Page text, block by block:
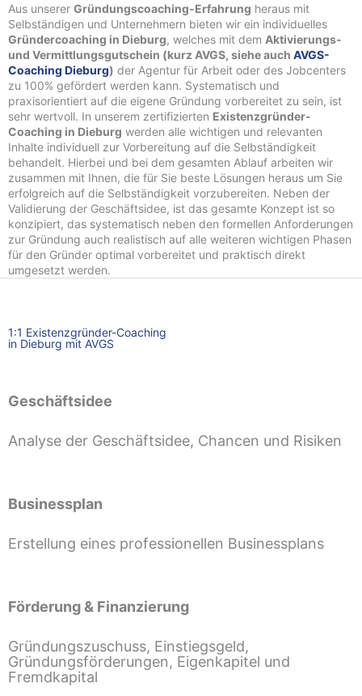
Aus unserer Gründungscoaching-Erfahrung heraus mit
Selbständigen und Unternehmern bieten wir ein individuelles
Gründercoaching in Dieburg, welches mit dem Aktivierungs-
und Vermittlungsgutschein (kurz AVGS, siehe auch AVGS-
Coaching Dieburg) der Agentur für Arbeit oder des Jobcenters
zu 100% gefördert werden kann. Systematisch und
praxisorientiert auf die eigene Gründung vorbereitet zu sein, ist
sehr wertvoll. In unserem zertifizierten Existenzgründer-
Coaching in Dieburg werden alle wichtigen und relevanten
Inhalte individuell zur Vorbereitung auf die Selbständigkeit
behandelt. Hierbei und bei dem gesamten Ablauf arbeiten wir
zusammen mit Ihnen, die für Sie beste Lösungen heraus um Sie
erfolgreich auf die Selbständigkeit vorzubereiten. Neben der
Validierung der Geschäftsidee, ist das gesamte Konzept ist so
konzipiert, das systematisch neben den formellen Anforderungen
zur Gründung auch realistisch auf alle weiteren wichtigen Phasen
für den Gründer optimal vorbereitet und praktisch direkt
umgesetzt werden.
1:1 Existenzgründer-Coaching
in Dieburg mit AVGS
Geschäftsidee
Analyse der Geschäftsidee, Chancen und Risiken
Businessplan
Erstellung eines professionellen Businessplans
Förderung & Finanzierung
Gründungszuschuss, Einstiegsgeld,
Gründungsförderungen, Eigenkapitel und
Fremdkapital